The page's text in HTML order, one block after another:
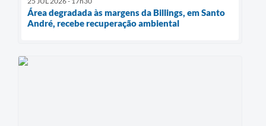
Área degradada às margens da Billings, em Santo
André, recebe recuperação ambiental